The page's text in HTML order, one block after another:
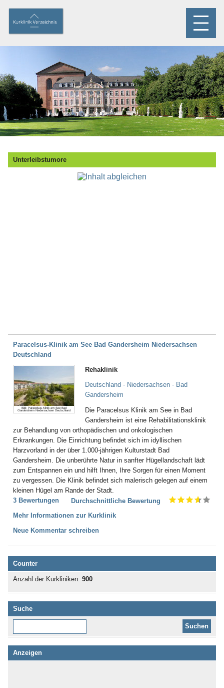
Unterleibstumore
Paracelsus-Klinik am See Bad Gandersheim Niedersachsen
Deutschland
Bild: Paracelsus-Klinik am See Bad
Gandersheim Niedersachsen Deutschland
Rehaklinik
Deutschland - Niedersachsen - Bad
Gandersheim
Die Paracelsus Klinik am See in Bad
Gandersheim ist eine Rehabilitationsklinik
zur Behandlung von orthopädischen und onkologischen
Erkrankungen. Die Einrichtung befindet sich im idyllischen
Harzvorland in der über 1.000-jährigen Kulturstadt Bad
Gandersheim. Die unberührte Natur in sanfter Hügellandschaft lädt
zum Entspannen ein und hilft Ihnen, Ihre Sorgen für einen Moment
zu vergessen. Die Klinik befindet sich malerisch gelegen auf einem
kleinen Hügel am Rande der Stadt.
3 Bewertungen
Durchschnittliche Bewertung
Mehr Informationen zur Kurklinik
Neue Kommentar schreiben
Counter
Anzahl der Kurkliniken: 900
Suche
Anzeigen